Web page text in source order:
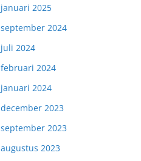
januari 2025
september 2024
juli 2024
februari 2024
januari 2024
december 2023
september 2023
augustus 2023